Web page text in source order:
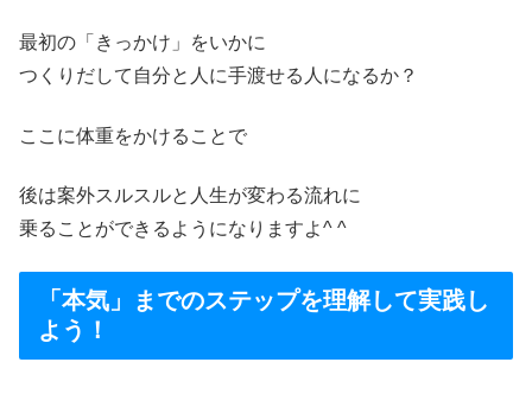
最初の「きっかけ」をいかに
つくりだして自分と人に手渡せる人になるか？
ここに体重をかけることで
後は案外スルスルと人生が変わる流れに
乗ることができるようになりますよ^ ^
「本気」までのステップを理解して実践し
よう！